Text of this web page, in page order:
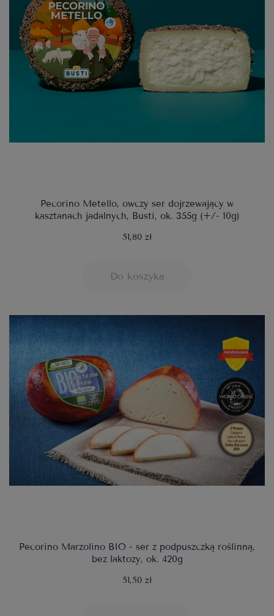
Pecorino Metello, owczy ser dojrzewający w
kasztanach jadalnych, Busti, ok. 355g (+/- 10g)
51,80 zł
Do koszyka
Pecorino Marzolino BIO - ser z podpuszczką roślinną,
bez laktozy, ok. 420g
51,50 zł